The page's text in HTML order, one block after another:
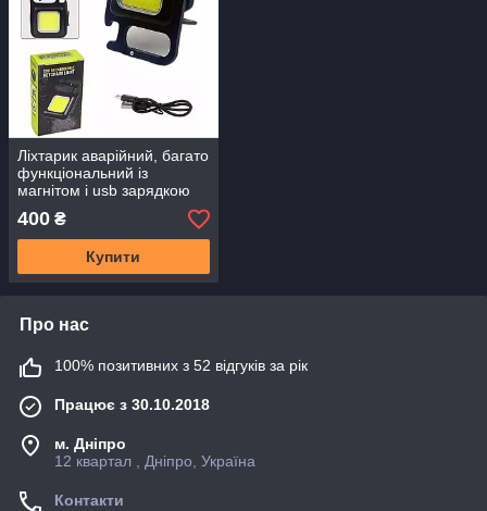
Ліхтарик аварійний, багато
функціональний із
магнітом і usb зарядкою
400 ₴
Купити
Про нас
100% позитивних з 52 відгуків за рік
Працює з 30.10.2018
м. Дніпро
12 квартал , Дніпро, Україна
Контакти